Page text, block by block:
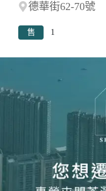
德華街62-70號
售 1